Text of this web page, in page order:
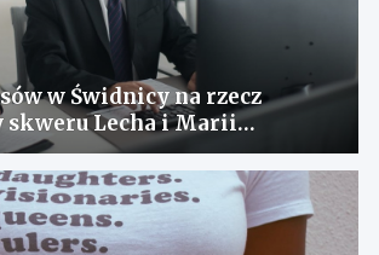
w Świdnicy na rzecz
skweru Lecha i Marii